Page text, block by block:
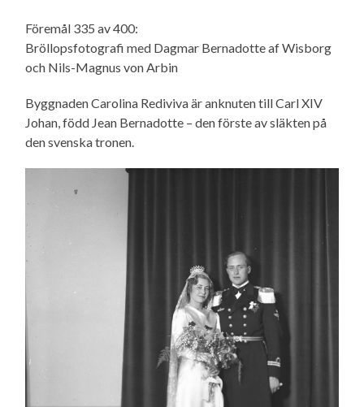
Föremål 335 av 400:
Bröllopsfotografi med Dagmar Bernadotte af Wisborg
och Nils-Magnus von Arbin
Byggnaden Carolina Rediviva är anknuten till Carl XIV
Johan, född Jean Bernadotte – den förste av släkten på
den svenska tronen.